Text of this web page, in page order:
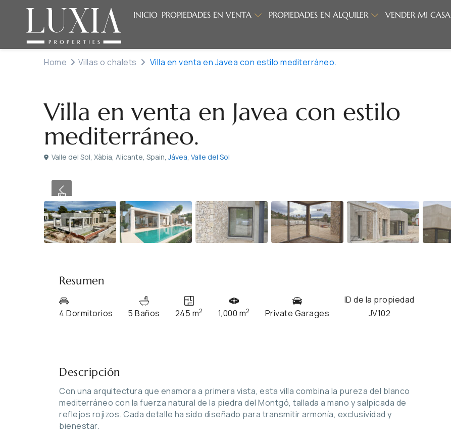
INICIO PROPIEDADES EN VENTA PROPIEDADES EN ALQUILER VENDER MI CASA
Home Villas o chalets Villa en venta en Javea con estilo mediterráneo.
Villa en venta en Javea con estilo
mediterráneo.
Valle del Sol, Xàbia, Alicante, Spain,Jávea, Valle del Sol
Previous
Resumen
4 Dormitorios 5 Baños 245 m2 1,000 m2 Private Garages
ID de la propiedad
JV102
Descripción
Con una arquitectura que enamora a primera vista, esta villa combina la pureza del blanco
mediterráneo con la fuerza natural de la piedra del Montgó, tallada a mano y salpicada de
reflejos rojizos. Cada detalle ha sido diseñado para transmitir armonía, exclusividad y
bienestar.